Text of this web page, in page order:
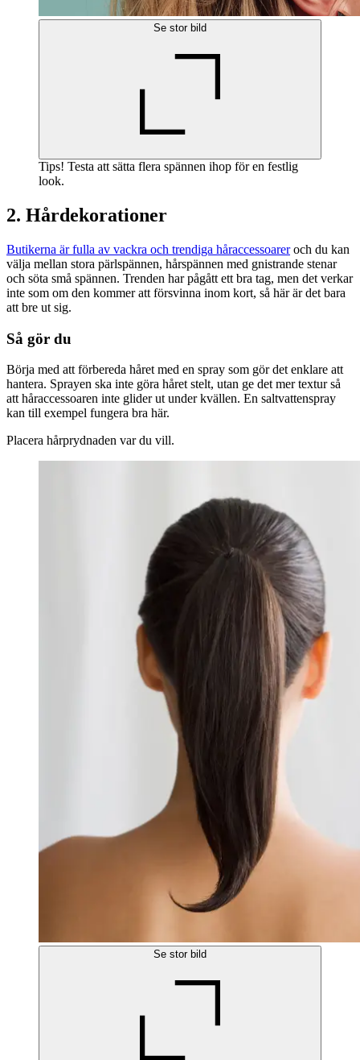
Se stor bild
Tips! Testa att sätta flera spännen ihop för en festlig
look.
2. Hårdekorationer
Butikerna är fulla av vackra och trendiga håraccessoareroch du kan
välja mellan stora pärlspännen, hårspännen med gnistrande stenar
och söta små spännen. Trenden har pågått ett bra tag, men det verkar
inte som om den kommer att försvinna inom kort, så här är det bara
att bre ut sig.
Så gör du
Börja med att förbereda håret med en spray som gör det enklare att
hantera. Sprayen ska inte göra håret stelt, utan ge det mer textur så
att håraccessoaren inte glider ut under kvällen. En saltvattenspray
kan till exempel fungera bra här.
Placera hårprydnaden var du vill.
Se stor bild